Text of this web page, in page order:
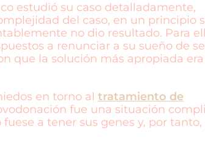
estudió su caso detalladamente,
del caso, en un principio
no dio resultado. Para
a renunciar a su sueño de
que la solución más apropiada era
en torno al tratamiento de
fue una situación
a tener sus genes y, por tanto,